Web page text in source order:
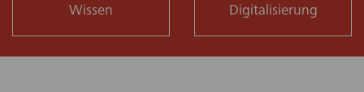
Wissen Digitalisierung